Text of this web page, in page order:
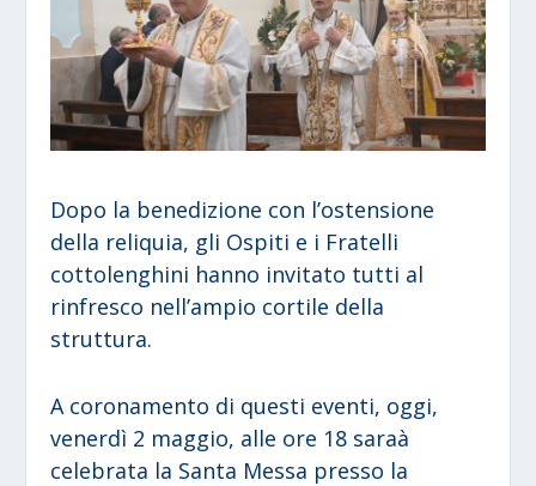
Dopo la benedizione con l’ostensione
della reliquia, gli Ospiti e i Fratelli
cottolenghini hanno invitato tutti al
rinfresco nell’ampio cortile della
struttura.
A coronamento di questi eventi, oggi,
venerdì 2 maggio, alle ore 18 saraà
celebrata la Santa Messa presso la